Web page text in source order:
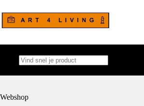
resultaten
Webshop